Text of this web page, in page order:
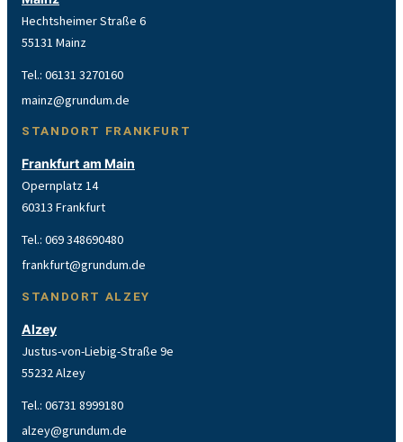
Hechtsheimer Straße 6
55131 Mainz
Tel.: 06131 3270160
mainz@grundum.de
STANDORT FRANKFURT
Frankfurt am Main
Opernplatz 14
60313 Frankfurt
Tel.: 069 348690480
frankfurt@grundum.de
STANDORT ALZEY
Alzey
Justus-von-Liebig-Straße 9e
55232 Alzey
Tel.: 06731 8999180
alzey@grundum.de